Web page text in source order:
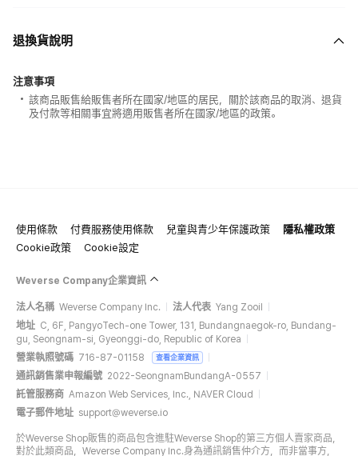
退換貨說明
注意事項
該商品販售給販售者所在國家/地區的居民，關於該商品的取消、退貨
及付款等相關事宜將適用販售者所在國家/地區的政策。
使用條款 付費服務使用條款 兒童與青少年保護政策
隱私權政策
Cookie政策
Cookie設定
Weverse Company企業資訊
法人名稱 Weverse Company Inc. 法人代表 Yang Zooil
地址 C, 6F, PangyoTech-one Tower, 131, Bundangnaegok-ro, Bundang-
gu, Seongnam-si, Gyeonggi-do, Republic of Korea
營業執照號碼 716-87-01158 查看企業資訊
通訊銷售業申報編號 2022-SeongnamBundangA-0557
託管服務商 Amazon Web Services, Inc., NAVER Cloud
電子郵件地址 support@weverse.io
於Weverse Shop販售的商品包含進駐Weverse Shop的第三方個人賣家商品，
對於此類商品，Weverse Company Inc.身為通訊銷售仲介方，而非當事方，